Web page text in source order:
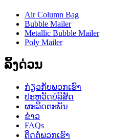
Air Column Bag
Bubble Mailer
Metallic Bubble Mailer
Poly Mailer
ລິ້ງດ່ວນ
ກ່ຽວ​ກັບ​ພວກ​ເຮົາ
ປະຫວັດບໍລິສັດ
ຜະລິດຕະພັນ
ຂ່າວ
FAQs
ຕິດ​ຕໍ່​ພວກ​ເຮົາ